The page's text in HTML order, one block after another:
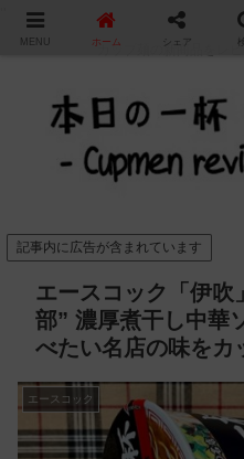
カップ麺の新商品をレビ
記事内に広告が含まれています
エースコック「伊吹
部” 濃厚煮干し中華
べたい名店の味をカ
エースコック
MENU ホーム シェア